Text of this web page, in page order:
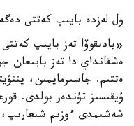
ول لەزدە بايىپ كەتتى
«بادىقوۆا تەز بايىپ
ەتتىم. جاسىرمايمىن،
ۇيقىسىز تۇندەر بولدى.
شەشىمدى ءوزىم